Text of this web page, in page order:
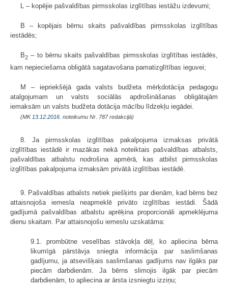
L – kopējie pašvaldības pirmsskolas izglītības iestāžu izdevumi;
B – kopējais bērnu skaits pašvaldības pirmsskolas izglītības
iestādēs;
B2 – to bērnu skaits pašvaldības pirmsskolas izglītības iestādēs,
kam nepieciešama obligātā sagatavošana pamatizglītības ieguvei;
M – iepriekšējā gada valsts budžeta mērķdotācija pedagogu
atalgojumam un valsts sociālās apdrošināšanas obligātajām
iemaksām un valsts budžeta dotācija mācību līdzekļu iegādei.
(MK 13.12.2016. noteikumu Nr. 787 redakcijā)
8. Ja pirmsskolas izglītības pakalpojuma izmaksas privātā
izglītības iestādē ir mazākas nekā noteiktais pašvaldības atbalsts,
pašvaldības atbalstu nodrošina apmērā, kas atbilst pirmsskolas
izglītības pakalpojuma izmaksām privātā izglītības iestādē.
9. Pašvaldības atbalsts netiek piešķirts par dienām, kad bērns bez
attaisnojoša iemesla neapmeklē privāto izglītības iestādi. Šādā
gadījumā pašvaldības atbalstu aprēķina proporcionāli apmeklējuma
dienu skaitam. Par attaisnojošu iemeslu uzskatāma:
9.1. prombūtne veselības stāvokļa dēļ, ko apliecina bērna
likumīgā pārstāvja sniegta informācija par saslimšanas
gadījumu, ja atsevišķais saslimšanas gadījums nav ilgāks par
piecām darbdienām. Ja bērns slimojis ilgāk par piecām
darbdienām, to apliecina ar ārsta izsniegtu izziņu;